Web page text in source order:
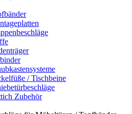
/ Tischbeine
Zubehör